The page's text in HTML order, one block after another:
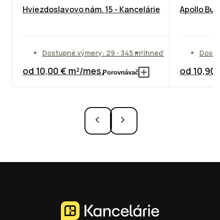
Hviezdoslavovo nám. 15 - Kancelárie
Dostupné výmery: 29 - 345 m²Ihneď
od 10,00 € m²/mes.Porovnávač
Apollo
od 10,90